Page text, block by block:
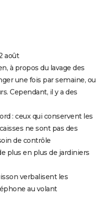
août
à propos du lavage des
une fois par semaine, ou
Cependant, il y a des
: ceux qui conservent les
ne sont pas des
de contrôle
plus en plus de jardiniers
verbalisent les
au volant